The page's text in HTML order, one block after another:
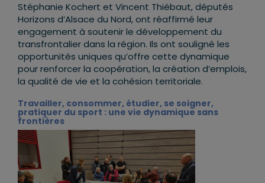
Stéphanie Kochert et Vincent Thiébaut, députés
Horizons d’Alsace du Nord, ont réaffirmé leur
engagement à soutenir le développement du
transfrontalier dans la région. Ils ont souligné les
opportunités uniques qu’offre cette dynamique
pour renforcer la coopération, la création d’emplois,
la qualité de vie et la cohésion territoriale.
Travailler, consommer, étudier, se soigner,
pratiquer du sport : une vie dynamique sans
frontières